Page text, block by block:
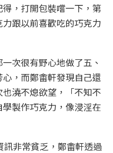
，打開包裝嚐一下，第
跟以前喜歡吃的巧克力
次很有野心地做了五、
，而鄭畬軒發現自己還
澆不熄欲望，「不知不
製作巧克力，像浸淫在
非常貧乏，鄭畬軒透過